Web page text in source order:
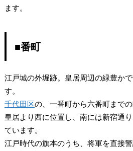
ます。
■番町
江戸城の外堀跡。皇居周辺の緑豊か
す。
千代田区の、一番町から六番町までの
皇居より西に位置し、南には新宿通
ています。
江戸時代の旗本のうち、将軍を直接